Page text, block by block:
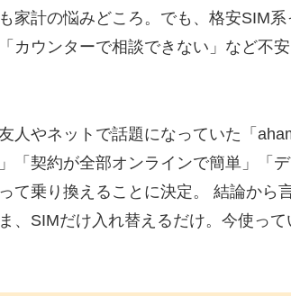
家計の悩みどころ。でも、格安SIM
カウンターで相談できない」など不
人やネットで話題になっていた「
「契約が全部オンラインで簡単」「
て乗り換えることに決定。 結論から言
、SIMだけ入れ替えるだけ。今使っ